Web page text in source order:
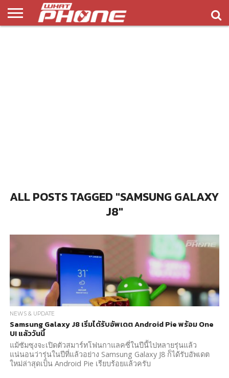
ALL POSTS TAGGED "SAMSUNG GALAXY
J8"
NEWS & UPDATE
Samsung Galaxy J8 เริ่มได้รับอัพเดต Android Pie พร้อม One
UI แล้ววันนี้
แม้ซัมซุงจะเปิดตัวสมาร์ทโฟนกาแลคซี่ในปีนี้ไปหลายรุ่นแล้ว
แน่นอนว่ารุ่นในปีที่แล้วอย่าง Samsung Galaxy J8 ก็ได้รับอัพเดต
ใหม่ล่าสุดเป็น Android Pie เรียบร้อยแล้วครับ